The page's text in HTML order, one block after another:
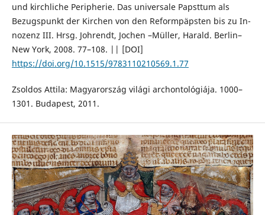
und kirchliche Peripherie. Das universale Papsttum als
Bezugspunkt der Kirchen von den Reformpäpsten bis zu In-
nozenz III. Hrsg. Johrendt, Jochen –Müller, Harald. Berlin–
New York, 2008. 77–108. || [DOI]
https://doi.org/10.1515/9783110210569.1.77
Zsoldos Attila: Magyarország világi archontológiája. 1000–
1301. Budapest, 2011.